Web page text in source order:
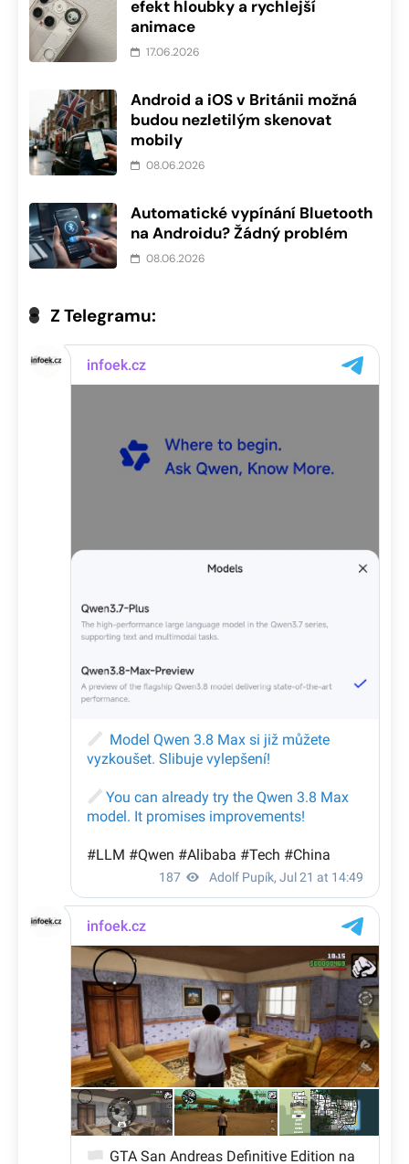
efekt hloubky a rychlejší
animace
17.06.2026
Android a iOS v Británii možná
budou nezletilým skenovat
mobily
08.06.2026
Automatické vypínání Bluetooth
na Androidu? Žádný problém
08.06.2026
Z Telegramu: